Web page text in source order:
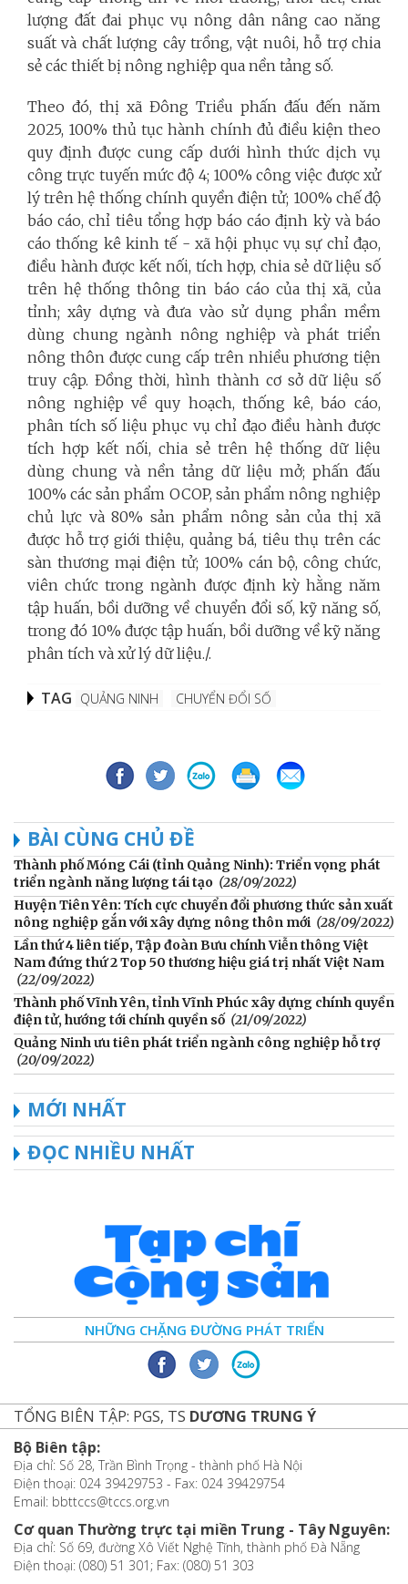
lượng đất đai phục vụ nông dân nâng cao năng
suất và chất lượng cây trồng, vật nuôi, hỗ trợ chia
sẻ các thiết bị nông nghiệp qua nền tảng số.
Theo đó, thị xã Đông Triều phấn đấu đến năm
2025, 100% thủ tục hành chính đủ điều kiện theo
quy định được cung cấp dưới hình thức dịch vụ
công trực tuyến mức độ 4; 100% công việc được xử
lý trên hệ thống chính quyền điện tử; 100% chế độ
báo cáo, chỉ tiêu tổng hợp báo cáo định kỳ và báo
cáo thống kê kinh tế - xã hội phục vụ sự chỉ đạo,
điều hành được kết nối, tích hợp, chia sẻ dữ liệu số
trên hệ thống thông tin báo cáo của thị xã, của
tỉnh; xây dựng và đưa vào sử dụng phần mềm
dùng chung ngành nông nghiệp và phát triển
nông thôn được cung cấp trên nhiều phương tiện
truy cập. Đồng thời, hình thành cơ sở dữ liệu số
nông nghiệp về quy hoạch, thống kê, báo cáo,
phân tích số liệu phục vụ chỉ đạo điều hành được
tích hợp kết nối, chia sẻ trên hệ thống dữ liệu
dùng chung và nền tảng dữ liệu mở; phấn đấu
100% các sản phẩm OCOP, sản phẩm nông nghiệp
chủ lực và 80% sản phẩm nông sản của thị xã
được hỗ trợ giới thiệu, quảng bá, tiêu thụ trên các
sàn thương mại điện tử; 100% cán bộ, công chức,
viên chức trong ngành được định kỳ hằng năm
tập huấn, bồi dưỡng về chuyển đổi số, kỹ năng số,
trong đó 10% được tập huấn, bồi dưỡng về kỹ năng
phân tích và xử lý dữ liệu./.
TAG QUẢNG NINH CHUYỂN ĐỔI SỐ
BÀI CÙNG CHỦ ĐỀ
Thành phố Móng Cái (tỉnh Quảng Ninh): Triển vọng phát
triển ngành năng lượng tái tạo (28/09/2022)
Huyện Tiên Yên: Tích cực chuyển đổi phương thức sản xuất
nông nghiệp gắn với xây dựng nông thôn mới (28/09/2022)
Lần thứ 4 liên tiếp, Tập đoàn Bưu chính Viễn thông Việt
Nam đứng thứ 2 Top 50 thương hiệu giá trị nhất Việt Nam
(22/09/2022)
Thành phố Vĩnh Yên, tỉnh Vĩnh Phúc xây dựng chính quyền
điện tử, hướng tới chính quyền số (21/09/2022)
Quảng Ninh ưu tiên phát triển ngành công nghiệp hỗ trợ
(20/09/2022)
MỚI NHẤT
ĐỌC NHIỀU NHẤT
NHỮNG CHẶNG ĐƯỜNG PHÁT TRIỂN
TỔNG BIÊN TẬP: PGS, TS DƯƠNG TRUNG Ý
Bộ Biên tập:
Địa chỉ: Số 28, Trần Bình Trọng - thành phố Hà Nội
Điện thoại: 024 39429753 - Fax: 024 39429754
Email: bbttccs@tccs.org.vn
Cơ quan Thường trực tại miền Trung - Tây Nguyên:
Địa chỉ: Số 69, đường Xô Viết Nghệ Tĩnh, thành phố Đà Nẵng
Điện thoại: (080) 51 301; Fax: (080) 51 303